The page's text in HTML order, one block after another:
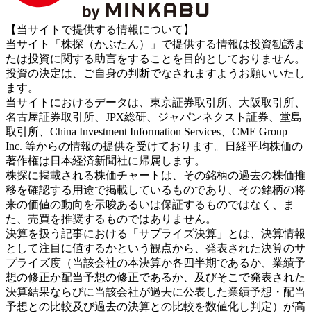
【当サイトで提供する情報について】
当サイト「株探（かぶたん）」で提供する情報は投資勧誘ま
たは投資に関する助言をすることを目的としておりません。
投資の決定は、ご自身の判断でなされますようお願いいたし
ます。
当サイトにおけるデータは、東京証券取引所、大阪取引所、
名古屋証券取引所、JPX総研、ジャパンネクスト証券、堂島
取引所、China Investment Information Services、CME Group
Inc. 等からの情報の提供を受けております。日経平均株価の
著作権は日本経済新聞社に帰属します。
株探に掲載される株価チャートは、その銘柄の過去の株価推
移を確認する用途で掲載しているものであり、その銘柄の将
来の価値の動向を示唆あるいは保証するものではなく、ま
た、売買を推奨するものではありません。
決算を扱う記事における「サプライズ決算」とは、決算情報
として注目に値するかという観点から、発表された決算のサ
プライズ度（当該会社の本決算か各四半期であるか、業績予
想の修正か配当予想の修正であるか、及びそこで発表された
決算結果ならびに当該会社が過去に公表した業績予想・配当
予想との比較及び過去の決算との比較を数値化し判定）が高